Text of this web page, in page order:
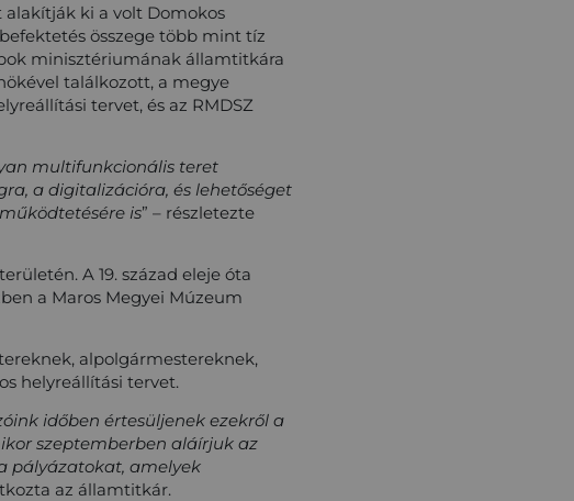
ki a volt Domokos
összege több mint tíz
minisztériumának államtitkára
találkozott, a megye
tervet, és az RMDSZ
multifunkcionális teret
a digitalizációra, és lehetőséget
is” – részletezte
A 19. század eleje óta
a Maros Megyei Múzeum
alpolgármestereknek,
helyreállítási tervet.
időben értesüljenek ezekről a
szeptemberben aláírjuk az
pályázatokat, amelyek
az államtitkár.